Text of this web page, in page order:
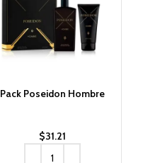
Pack Poseidon Hombre
$31.21